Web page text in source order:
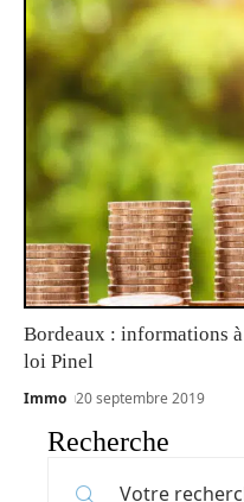
Bordeaux : informations
loi Pinel
Immo 20 septembre 2019
Recherche